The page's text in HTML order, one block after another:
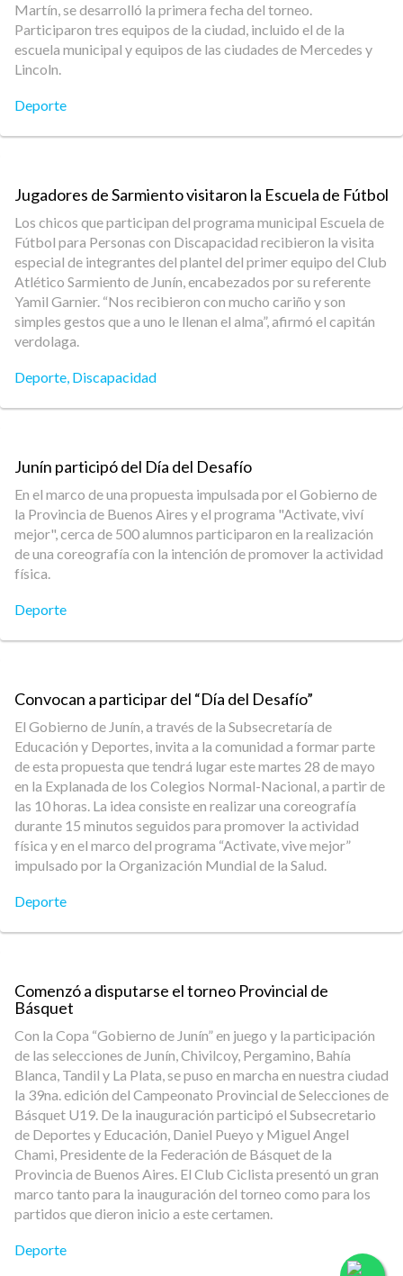
Martín, se desarrolló la primera fecha del torneo.
Participaron tres equipos de la ciudad, incluido el de la
escuela municipal y equipos de las ciudades de Mercedes y
Lincoln.
Deporte
Jugadores de Sarmiento visitaron la Escuela de Fútbol
Los chicos que participan del programa municipal Escuela de
Fútbol para Personas con Discapacidad recibieron la visita
especial de integrantes del plantel del primer equipo del Club
Atlético Sarmiento de Junín, encabezados por su referente
Yamil Garnier. “Nos recibieron con mucho cariño y son
simples gestos que a uno le llenan el alma”, afirmó el capitán
verdolaga.
Deporte, Discapacidad
Junín participó del Día del Desafío
En el marco de una propuesta impulsada por el Gobierno de
la Provincia de Buenos Aires y el programa "Activate, viví
mejor", cerca de 500 alumnos participaron en la realización
de una coreografía con la intención de promover la actividad
física.
Deporte
Convocan a participar del “Día del Desafío”
El Gobierno de Junín, a través de la Subsecretaría de
Educación y Deportes, invita a la comunidad a formar parte
de esta propuesta que tendrá lugar este martes 28 de mayo
en la Explanada de los Colegios Normal-Nacional, a partir de
las 10 horas. La idea consiste en realizar una coreografía
durante 15 minutos seguidos para promover la actividad
física y en el marco del programa “Activate, vive mejor”
impulsado por la Organización Mundial de la Salud.
Deporte
Comenzó a disputarse el torneo Provincial de
Básquet
Con la Copa “Gobierno de Junín” en juego y la participación
de las selecciones de Junín, Chivilcoy, Pergamino, Bahía
Blanca, Tandil y La Plata, se puso en marcha en nuestra ciudad
la 39na. edición del Campeonato Provincial de Selecciones de
Básquet U19. De la inauguración participó el Subsecretario
de Deportes y Educación, Daniel Pueyo y Miguel Angel
Chami, Presidente de la Federación de Básquet de la
Provincia de Buenos Aires. El Club Ciclista presentó un gran
marco tanto para la inauguración del torneo como para los
partidos que dieron inicio a este certamen.
Deporte